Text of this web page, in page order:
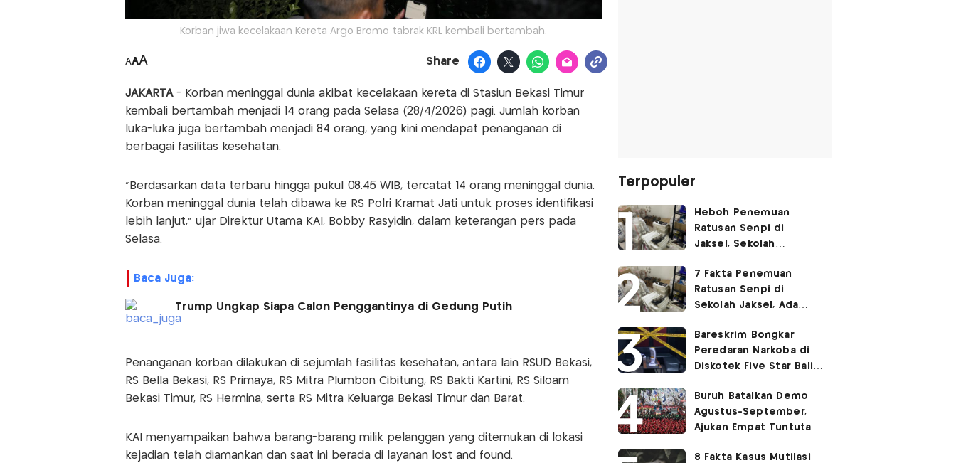
Korban jiwa kecelakaan Kereta Argo Bromo tabrak KRL kembali bertambah.
AAA Share
JAKARTA - Korban meninggal dunia akibat kecelakaan kereta di Stasiun Bekasi Timur
kembali bertambah menjadi 14 orang pada Selasa (28/4/2026) pagi. Jumlah korban
luka-luka juga bertambah menjadi 84 orang, yang kini mendapat penanganan di
berbagai fasilitas kesehatan.
"Berdasarkan data terbaru hingga pukul 08.45 WIB, tercatat 14 orang meninggal dunia.
Korban meninggal dunia telah dibawa ke RS Polri Kramat Jati untuk proses identifikasi
lebih lanjut," ujar Direktur Utama KAI, Bobby Rasyidin, dalam keterangan pers pada
Selasa.
Baca Juga:
Trump Ungkap Siapa Calon Penggantinya di Gedung Putih
Penanganan korban dilakukan di sejumlah fasilitas kesehatan, antara lain RSUD Bekasi,
RS Bella Bekasi, RS Primaya, RS Mitra Plumbon Cibitung, RS Bakti Kartini, RS Siloam
Bekasi Timur, RS Hermina, serta RS Mitra Keluarga Bekasi Timur dan Barat.
KAI menyampaikan bahwa barang-barang milik pelanggan yang ditemukan di lokasi
kejadian telah diamankan dan saat ini berada di layanan lost and found.
Terpopuler
Heboh Penemuan
Ratusan Senpi di
Jaksel, Sekolah
Kegiatan Eskul
Menembak
7 Fakta Penemuan
Ratusan Senpi di
Sekolah Jaksel, Ada
Ruang Bunker
Bareskrim Bongkar
Peredaran Narkoba di
Diskotek Five Star Bali,
Buruh Batalkan Demo
Agustus-September,
Ajukan Empat Tuntutan
8 Fakta Kasus Mutilasi